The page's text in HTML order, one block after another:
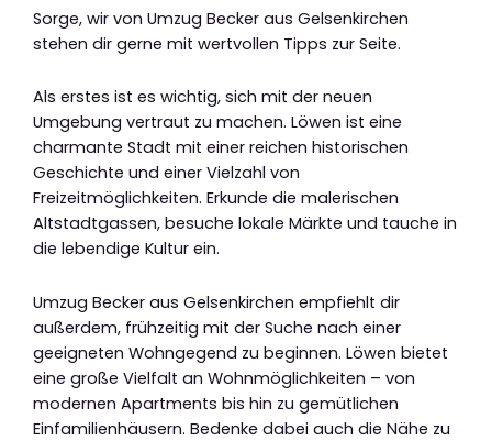
Sorge, wir von Umzug Becker aus Gelsenkirchen
stehen dir gerne mit wertvollen Tipps zur Seite.
Als erstes ist es wichtig, sich mit der neuen
Umgebung vertraut zu machen. Löwen ist eine
charmante Stadt mit einer reichen historischen
Geschichte und einer Vielzahl von
Freizeitmöglichkeiten. Erkunde die malerischen
Altstadtgassen, besuche lokale Märkte und tauche in
die lebendige Kultur ein.
Umzug Becker aus Gelsenkirchen empfiehlt dir
außerdem, frühzeitig mit der Suche nach einer
geeigneten Wohngegend zu beginnen. Löwen bietet
eine große Vielfalt an Wohnmöglichkeiten – von
modernen Apartments bis hin zu gemütlichen
Einfamilienhäusern. Bedenke dabei auch die Nähe zu